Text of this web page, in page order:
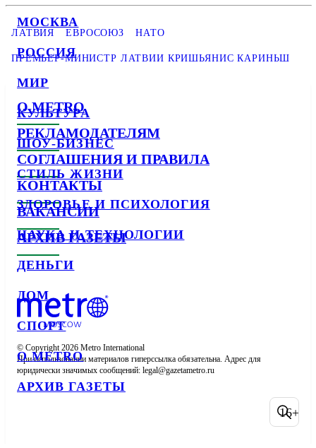
МОСКВА
РОССИЯ
МИР
КУЛЬТУРА
ШОУ-БИЗНЕС
СТИЛЬ ЖИЗНИ
ЗДОРОВЬЕ И ПСИХОЛОГИЯ
НАУКА И ТЕХНОЛОГИИ
ДЕНЬГИ
ДОМ
СПОРТ
О METRO
АРХИВ ГАЗЕТЫ
ЛАТВИЯ ЕВРОСОЮЗ НАТО
ПРЕМЬЕР-МИНИСТР ЛАТВИИ КРИШЬЯНИС КАРИНЬШ
О METRO
РЕКЛАМОДАТЕЛЯМ
СОГЛАШЕНИЯ И ПРАВИЛА
КОНТАКТЫ
ВАКАНСИИ
АРХИВ ГАЗЕТЫ
© Copyright 2026 Metro International
При использовании материалов гиперссылка обязательна. Адрес для
юридически значимых сообщений:
16+